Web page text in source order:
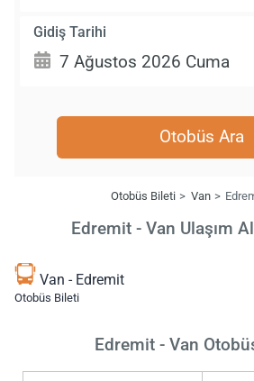
Gidiş Tarihi
Otobüs Ara
Otobüs Bileti Van
Edremit - Van Ulaşım
Van - Edremit
Otobüs Bileti
Edremit - Van